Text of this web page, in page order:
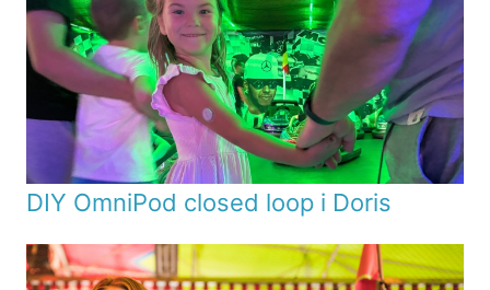
DIY OmniPod closed loop i Doris